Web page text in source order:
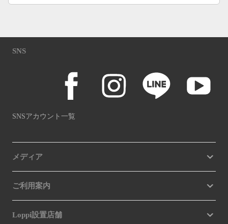
SNS
SNSアカウント一覧
メディア
ご利用案内
Loppi設置店舗